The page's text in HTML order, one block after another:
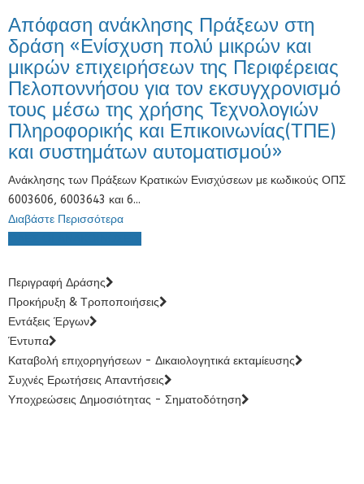
Απόφαση ανάκλησης Πράξεων στη
δράση «Ενίσχυση πολύ μικρών και
μικρών επιχειρήσεων της Περιφέρειας
Πελοποννήσου για τον εκσυγχρονισμό
τους μέσω της χρήσης Τεχνολογιών
Πληροφορικής και Επικοινωνίας(ΤΠΕ)
και συστημάτων αυτοματισμού»
Ανάκλησης των Πράξεων Κρατικών Ενισχύσεων με κωδικούς ΟΠΣ
6003606, 6003643 και 6...
Διαβάστε Περισσότερα
Περιγραφή Δράσης
Προκήρυξη & Τροποποιήσεις
Εντάξεις Έργων
Έντυπα
Καταβολή επιχορηγήσεων - Δικαιολογητικά εκταμίευσης
Συχνές Ερωτήσεις Απαντήσεις
Υποχρεώσεις Δημοσιότητας - Σηματοδότηση